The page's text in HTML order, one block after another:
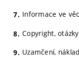
Informace ve
Copyright,
Uzamčení,